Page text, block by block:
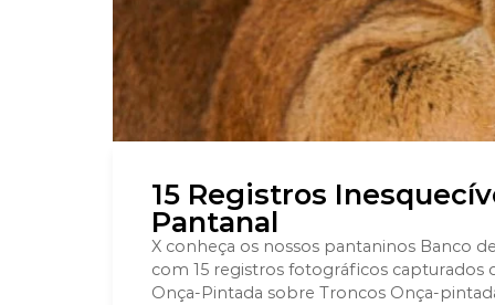
15 Registros
Pantanal
X conheça os nossos pantaninos Banco
com 15 registros fotográficos capturados
Onça-Pintada sobre Troncos Onça-